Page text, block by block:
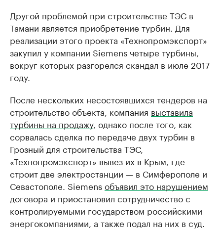
Другой проблемой при строительстве ТЭС в
Тамани является приобретение турбин. Для
реализации этого проекта «Технопромэкспорт»
закупил у компании Siemens четыре турбины,
вокруг которых разгорелся скандал в июле 2017
году.
После нескольких несостоявшихся тендеров на
строительство объекта, компания выставила
турбины на продажу, однако после того, как
сорвалась сделка по передаче двух турбин в
Грозный для строительства ТЭС,
«Технопромэкспорт» вывез их в Крым, где
строит две электростанции — в Симферополе и
Севастополе. Siemensобъявил это нарушением
договора и приостановил сотрудничество с
контролируемыми государством российскими
энергокомпаниями, а также подал на них в суд.